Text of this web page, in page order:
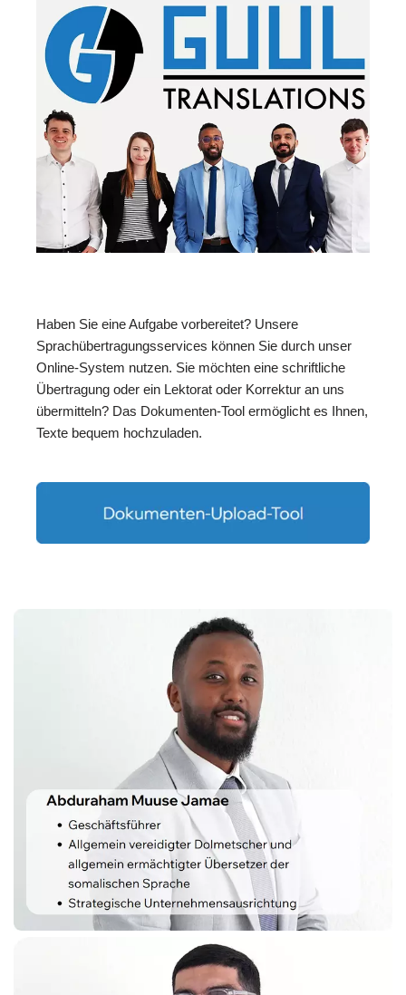
Haben Sie eine Aufgabe vorbereitet? Unsere
Sprachübertragungsservices können Sie durch unser
Online-System nutzen. Sie möchten eine schriftliche
Übertragung oder ein Lektorat oder Korrektur an uns
übermitteln? Das Dokumenten-Tool ermöglicht es Ihnen,
Texte bequem hochzuladen.